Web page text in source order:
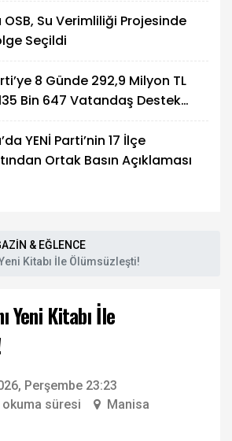
Su Verimliliği Projesinde
Seçildi
8 Günde 292,9 Milyon TL
Bin 647 Vatandaş Destek
YENİ Parti’nin 17 İlçe
Ortak Basın Açıklaması
& EĞLENCE
Kitabı İle Ölümsüzleşti!
Yeni Kitabı İle
Perşembe 23:23
okuma süresi Manisa